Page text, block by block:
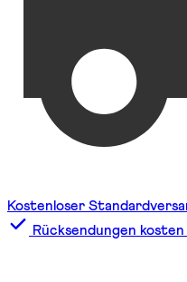
Kostenloser
Rücksendungen